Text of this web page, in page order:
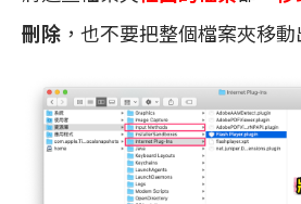
刪除 ，也不要把整個檔案夾移動